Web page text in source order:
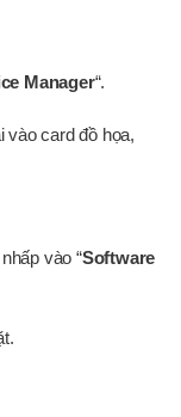
Manager“.
vào card đồ họa,
vào “Software